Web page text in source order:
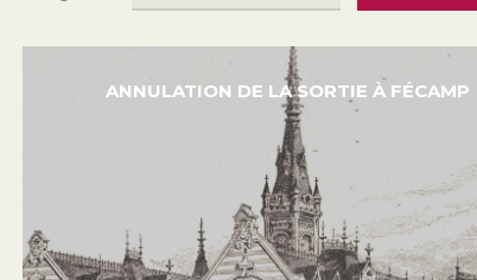
ANNULATION DE LA SORTIE À FÉCAMP